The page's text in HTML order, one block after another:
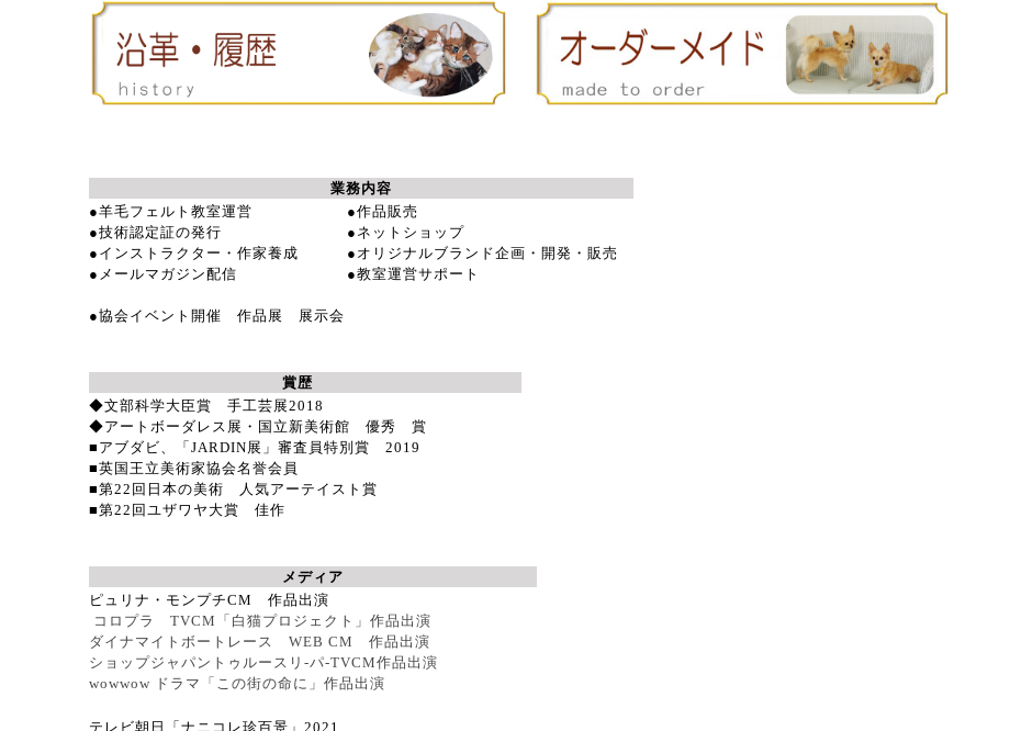
業務内容
●羊毛フェルト教室運営
●技術認定証の発行
●インストラクター・作家養成
●メールマガジン配信
●協会イベント開催 作品展 展示会
●作品販売
●ネットショップ
●オリジナルブランド企画・開発・販売
●教室運営サポート
賞歴
◆文部科学大臣賞 手工芸展2018
◆アートボーダレス展・国立新美術館 優秀 賞
■アブダビ、「JARDIN展」審査員特別賞 2019
■英国王立美術家協会名誉会員
■第22回日本の美術 人気アーテイスト賞
■第22回ユザワヤ大賞 佳作
メディア
ピュリナ・モンプチCM 作品出演
コロプラ TVCM「白猫プロジェクト」作品出演
ダイナマイトボートレース WEB CM 作品出演
ショップジャパン トゥルースリ-パ-TVCM作品出演
wowwow ドラマ「この街の命に」作品出演
テレビ朝日「ナニコレ珍百景」2021